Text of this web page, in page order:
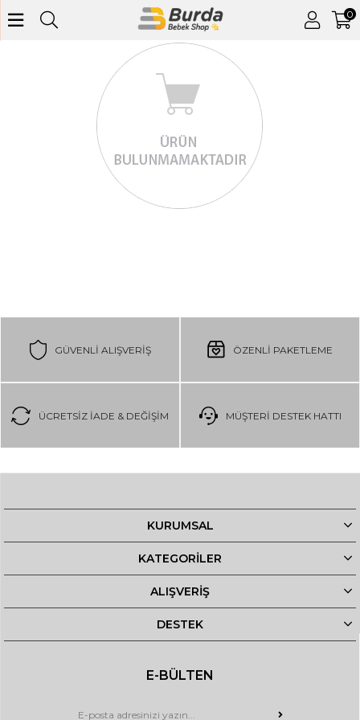
0
GÜVENLI ALIŞVERIŞ ÖZENLİ PAKETLEME
ÜCRETSIZ IADE & DEĞIŞIM MÜŞTERİ DESTEK HATTI
KURUMSAL
KATEGORİLER
ALIŞVERİŞ
DESTEK
E-BÜLTEN